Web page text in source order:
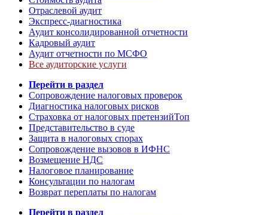
Отраслевой аудит
Экспресс-диагностика
Аудит консолидированной отчетности
Кадровый аудит
Аудит отчетности по МСФО
Все аудиторские услуги
Перейти в раздел
Сопровождение налоговых проверок
Диагностика налоговых рисков
Страховка от налоговых претензийТоп
Представительство в суде
Защита в налоговых спорах
Сопровождение вызовов в ИФНС
Возмещение НДС
Налоговое планирование
Консультации по налогам
Возврат переплаты по налогам
Перейти в раздел